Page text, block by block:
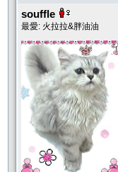
souffle
最愛: 火拉拉&胖油油